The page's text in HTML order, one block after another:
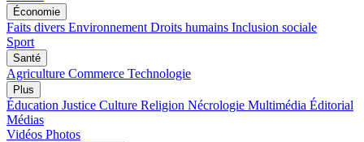
Économie
Faits divers Environnement Droits humains Inclusion sociale
Sport
Santé
Agriculture Commerce Technologie
Plus
Éducation Justice Culture Religion Nécrologie Multimédia Éditorial
Médias
Vidéos Photos